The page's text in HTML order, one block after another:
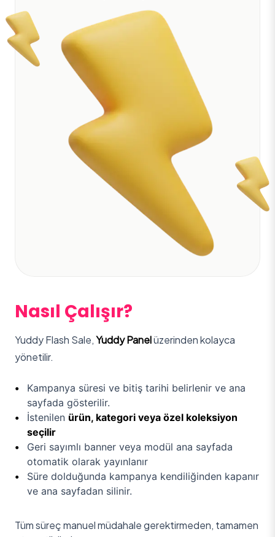
Nasıl Çalışır?
Yuddy Flash Sale,Yuddy Panelüzerinden kolayca
yönetilir.
Kampanya süresi ve bitiş tarihi belirlenir ve ana
sayfada gösterilir.
İstenilen ürün, kategori veya özel koleksiyon
seçilir
Geri sayımlı banner veya modül ana sayfada
otomatik olarak yayınlanır
Süre dolduğunda kampanya kendiliğinden kapanır
ve ana sayfadan silinir.
Tüm süreç manuel müdahale gerektirmeden, tamamen